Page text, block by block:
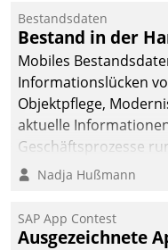
kommunale
gemeinsam mit der
Teilprozess der
Bestandsdaten
Bestand in der
Mobiles
Informationslücken
Objektpflege,
aktuelle
Geschäftsprozesse
Nadja Hußmann
SAP App Contest
Ausgezeichnete